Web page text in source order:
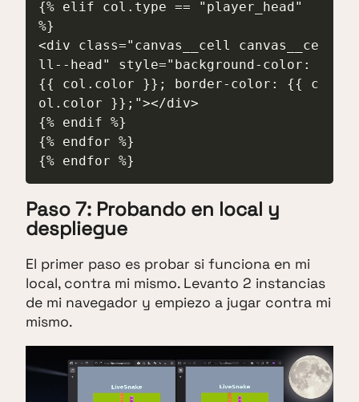
{% elif col.type == "player_head"
%}
<div class="canvas__cell canvas__ce
ll--head" style="background-color:
{{ col.color }}; border-color: {{ c
ol.color }};"></div>
{% endif %}
{% endfor %}
{% endfor %}
Paso 7: Probando en local y
despliegue
El primer paso es probar si funciona en mi
local, contra mi mismo. Levanto 2 instancias
de mi navegador y empiezo a jugar contra mi
mismo.